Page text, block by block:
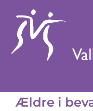
Ældre i